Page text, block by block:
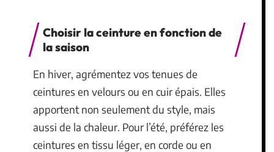
Choisir la ceinture en fonction de
la saison
En hiver, agrémentez vos tenues de
ceintures en velours ou en cuir épais. Elles
apportent non seulement du style, mais
aussi de la chaleur. Pour l’été, préférez les
ceintures en tissu léger, en corde ou en